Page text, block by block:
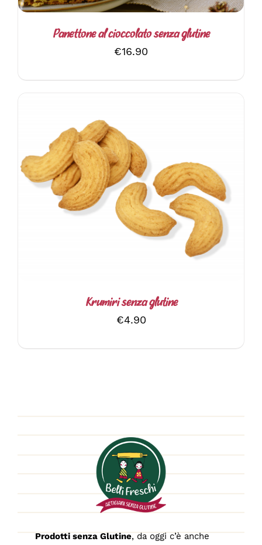
Panettone al cioccolato senza glutine
€16.90
AGGIUNGI AL CARRELLO / DETTAGLI
Krumiri senza glutine
€4.90
Prodotti senza Glutine, da oggi c’è anche